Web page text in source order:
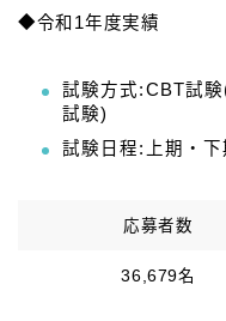
◆令和1年度実績
試験方式:CBT試
試験)
試験日程:上期・下
応募者数
36,679名